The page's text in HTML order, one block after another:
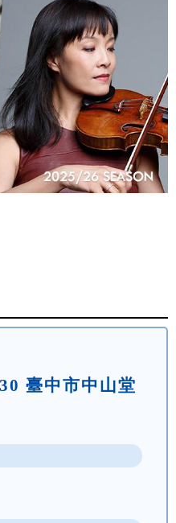
臺中市中山堂